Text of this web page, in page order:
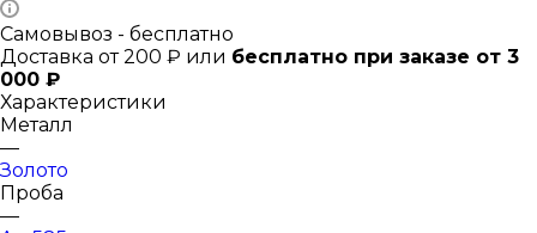
Самовывоз - бесплатно
Доставка от 200 ₽ или бесплатно при заказе от 3
000 ₽
Характеристики
Металл
—
Золото
Проба
—